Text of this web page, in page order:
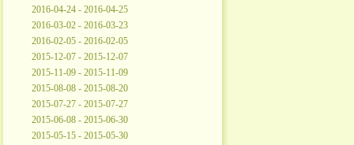
2016-04-24 - 2016-04-25
2016-03-02 - 2016-03-23
2016-02-05 - 2016-02-05
2015-12-07 - 2015-12-07
2015-11-09 - 2015-11-09
2015-08-08 - 2015-08-20
2015-07-27 - 2015-07-27
2015-06-08 - 2015-06-30
2015-05-15 - 2015-05-30